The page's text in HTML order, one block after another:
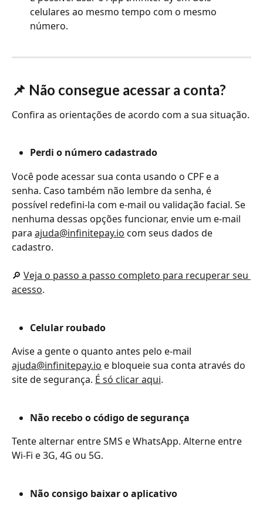
celulares ao mesmo tempo com o mesmo
número.
📌 Não consegue acessar a conta?
Confira as orientações de acordo com a sua situação.
Perdi o número cadastrado
Você pode acessar sua conta usando o CPF e a
senha. Caso também não lembre da senha, é
possível redefini-la com e-mail ou validação facial. Se
nenhuma dessas opções funcionar, envie um e-mail
para ajuda@infinitepay.io com seus dados de
cadastro.
🔎 Veja o passo a passo completo para recuperar seu
acesso.
Celular roubado
Avise a gente o quanto antes pelo e-mail
ajuda@infinitepay.io e bloqueie sua conta através do
site de segurança. É só clicar aqui.
Não recebo o código de segurança
Tente alternar entre SMS e WhatsApp. Alterne entre
Wi-Fi e 3G, 4G ou 5G.
Não consigo baixar o aplicativo